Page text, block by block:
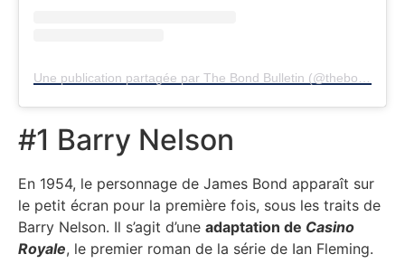
#1 Barry Nelson
En 1954, le personnage de James Bond apparaît sur
le petit écran pour la première fois, sous les traits de
Barry Nelson. Il s’agit d’une adaptation de Casino
Royale, le premier roman de la série de Ian Fleming.
Une publication partagée par The Bond Bulletin (@thebondbulletin)